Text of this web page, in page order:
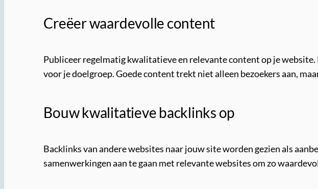
Creëer waardevolle content
Publiceer regelmatig kwalitatieve en relevante content op je
voor je doelgroep. Goede content trekt niet alleen bezoekers aan,
Bouw kwalitatieve backlinks op
Backlinks van andere websites naar jouw site worden gezien als
samenwerkingen aan te gaan met relevante websites om zo